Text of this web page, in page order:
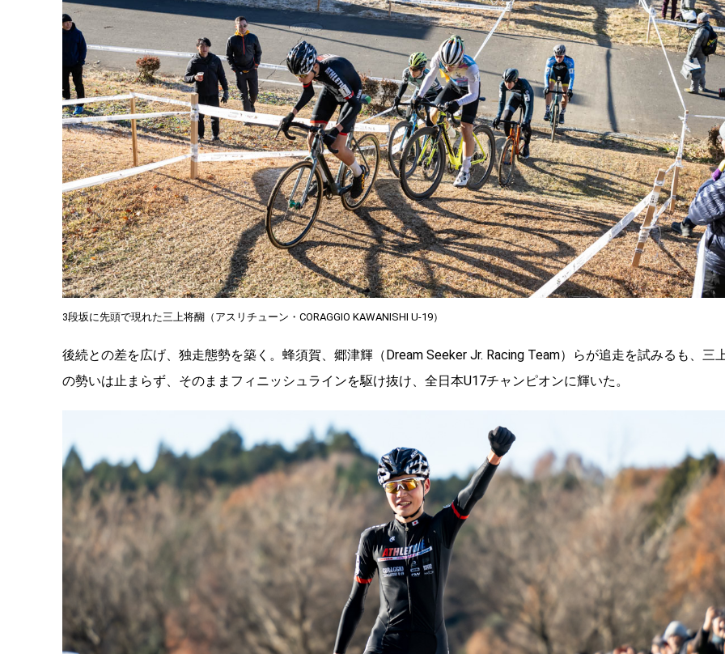
3段坂に先頭で現れた三上将醐（アスリチューン・CORAGGIO KAWANISHI U-19）
後続との差を広げ、独走態勢を築く。蜂須賀、郷津輝（Dream Seeker Jr. Racing Team）らが追走を試みるも、三
の勢いは止まらず、そのままフィニッシュラインを駆け抜け、全日本U17チャンピオンに輝いた。